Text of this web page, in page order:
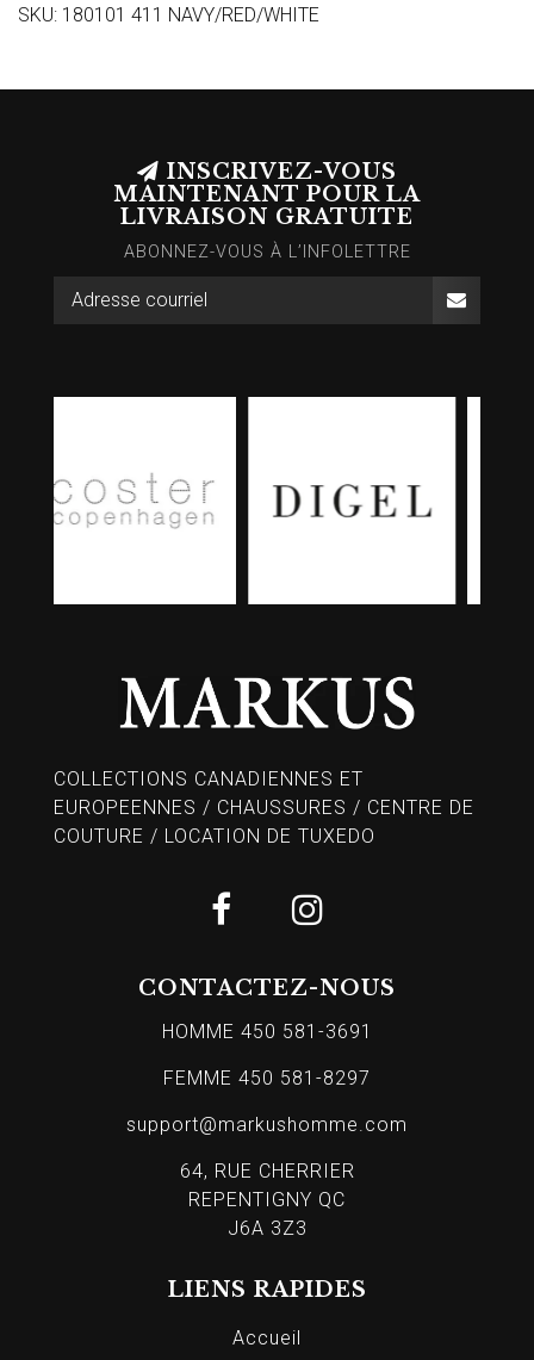
SKU: 180101 411 NAVY/RED/WHITE
INSCRIVEZ-VOUS
MAINTENANT POUR LA
LIVRAISON GRATUITE
ABONNEZ-VOUS À L’INFOLETTRE
COLLECTIONS CANADIENNES ET
EUROPEENNES / CHAUSSURES / CENTRE DE
COUTURE / LOCATION DE TUXEDO
CONTACTEZ-NOUS
HOMME 450 581-3691
FEMME 450 581-8297
support@markushomme.com
64, RUE CHERRIER
REPENTIGNY QC
J6A 3Z3
LIENS RAPIDES
Accueil